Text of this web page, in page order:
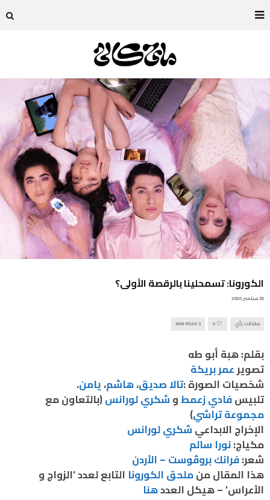
الكورونا: تسمحلينا بالرقصة الأولى؟
25 سبتمبر, 2020
مقالات رأي 0
3 MIN READ
بقلم: هبة أبو طه
تصويرعمر بريكة
شخصيات الصورة :تالا صديق،هاشم،يامن.
تلبيسفادي زعمطوشكري لورانس(بالتعاون مع
مجموعة تراشي)
الإخراج الابداعيشكري لورانس
مكياج:نورا سالم
شعر:فرانك بروڤوست – الأردن
هذا المقال منملحق الكورونا التابع لعدد ‘الزواج و
الأعراس’ – هيكل العددهنا